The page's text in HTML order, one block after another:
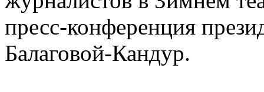
пресс-конференция
Балаговой-Кандур.